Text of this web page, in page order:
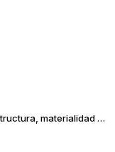
El informe de Due Diligence moderno: estructura, materialidad y precisión impulsada por IA